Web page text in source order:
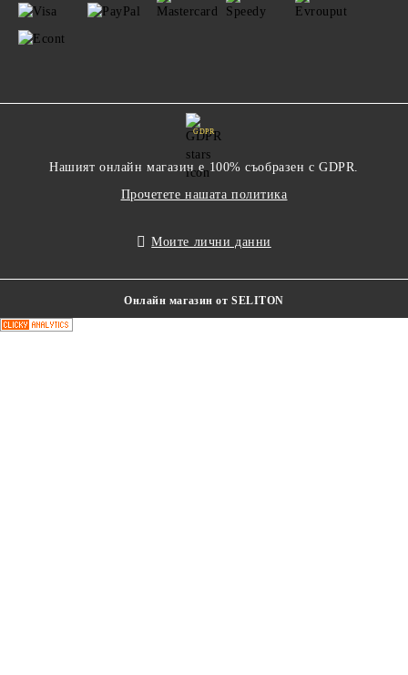
GDPR
Нашият онлайн магазин е 100% съобразен с GDPR.
Прочетете нашата политика
Моите лични данни
Онлайн магазин от SELITON